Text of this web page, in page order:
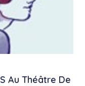
Au Théâtre De